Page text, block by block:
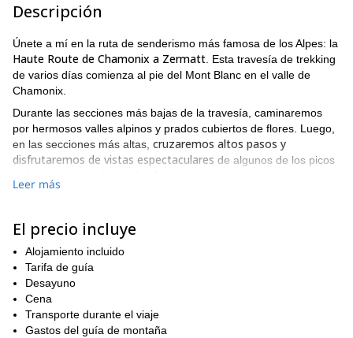
Descripción
Únete a mí en la ruta de senderismo más famosa de los Alpes: la
Haute Route de Chamonix a Zermatt . Esta travesía de trekking
de varios días comienza al pie del Mont Blanc en el valle de
Chamonix.
Durante las secciones más bajas de la travesía, caminaremos
por hermosos valles alpinos y prados cubiertos de flores. Luego,
en las secciones más altas, cruzaremos altos pasos y
disfrutaremos de vistas espectaculares de algunos de los picos
viaje en Chamonix, llegaremos a Zermatt en Suiza, justo debajo
del Matterhorn, una de las montañas más icónicas del mundo.
Dormirás en hoteles de buena calidad
noches en refugios de montaña. Pasaremos una de estas
noches en el
lago de montaña. También tendremos apoyo con el equipaje, lo
que hace que el viaje sea muy cómodo.
Leer más
El precio incluye
Alojamiento incluido
Tarifa de guía
Desayuno
Cena
Transporte durante el viaje
Gastos del guía de montaña